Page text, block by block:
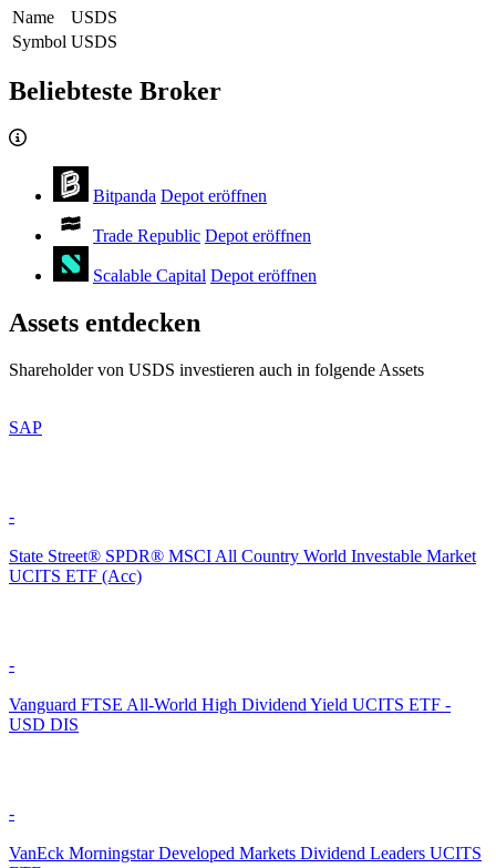
Name
USDS
Symbol USDS
Beliebteste Broker
Bitpanda Depot eröffnen
Trade Republic Depot eröffnen
Scalable Capital Depot eröffnen
Assets entdecken
Shareholder von USDS investieren auch in folgende Assets
SAP
-
State Street® SPDR® MSCI All Country World Investable Market
UCITS ETF (Acc)
-
Vanguard FTSE All-World High Dividend Yield UCITS ETF -
USD DIS
-
VanEck Morningstar Developed Markets Dividend Leaders UCITS